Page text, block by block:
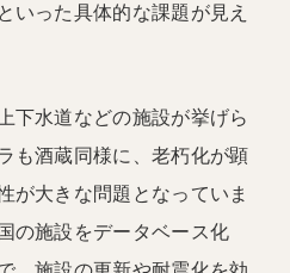
といった具体的な課題が見え
下水道などの施設が挙げら
も酒蔵同様に、老朽化が顕
が大きな問題となっていま
の施設をデータベース化